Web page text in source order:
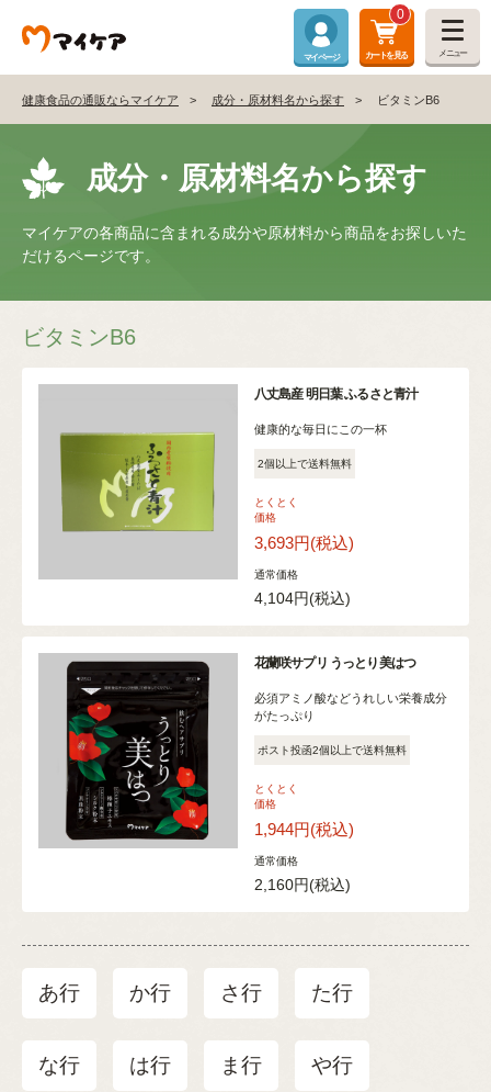
マイページ
0
カートを見る メニュー
健康食品の通販ならマイケア 成分・原材料名から探す ビタミンB6
成分・原材料名から探す
マイケアの各商品に含まれる成分や原材料から商品をお探しいた
だけるページです。
ビタミンB6
八丈島産 明日葉 ふるさと青汁
健康的な毎日にこの一杯
2個以上で送料無料
とくとく
価格
3,693円(税込)
通常価格
4,104円(税込)
花蘭咲サプリ うっとり美はつ
必須アミノ酸などうれしい栄養成分
がたっぷり
ポスト投函2個以上で送料無料
とくとく
価格
1,944円(税込)
通常価格
2,160円(税込)
あ行 か行 さ行 た行
な行 は行 ま行 や行